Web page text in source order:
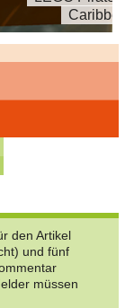
den Artikel
und fünf
müssen